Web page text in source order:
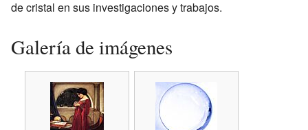
de cristal en sus investigaciones y trabajos.
Galería de imágenes